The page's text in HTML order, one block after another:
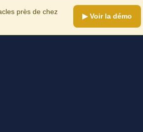
près de chez
▶ Voir la démo